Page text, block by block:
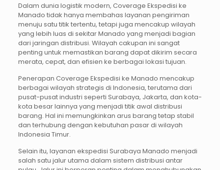
Dalam dunia logistik modern, Coverage Ekspedisi ke
Manado tidak hanya membahas layanan pengiriman
menuju satu titik tertentu, tetapi juga mencakup wilayah
yang lebih luas di sekitar Manado yang menjadi bagian
dari jaringan distribusi. Wilayah cakupan ini sangat
penting untuk memastikan barang dapat dikirim secara
merata, cepat, dan efisien ke berbagai lokasi tujuan.
Penerapan Coverage Ekspedisi ke Manado mencakup
berbagai wilayah strategis di Indonesia, terutama dari
pusat-pusat industri seperti Surabaya, Jakarta, dan kota-
kota besar lainnya yang menjadi titik awal distribusi
barang. Hal ini memungkinkan arus barang tetap stabil
dan terhubung dengan kebutuhan pasar di wilayah
Indonesia Timur.
Selain itu, layanan ekspedisi Surabaya Manado menjadi
salah satu jalur utama dalam sistem distribusi antar